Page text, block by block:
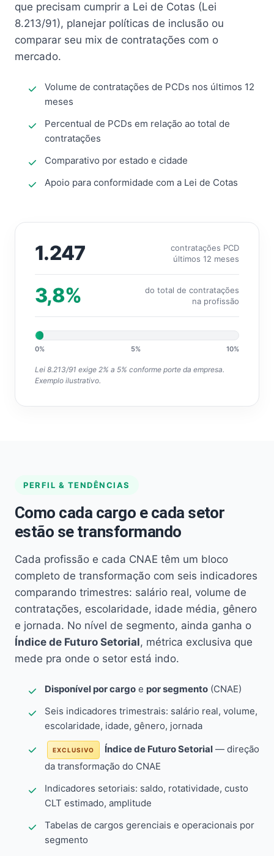
que precisam cumprir a Lei de Cotas (Lei
8.213/91), planejar políticas de inclusão ou
comparar seu mix de contratações com o
mercado.
Volume de contratações de PCDs nos últimos 12
meses
Percentual de PCDs em relação ao total de
contratações
Comparativo por estado e cidade
Apoio para conformidade com a Lei de Cotas
1.247
contratações PCD
últimos 12 meses
3,8%
do total de contratações
na profissão
0% 5% 10%
Lei 8.213/91 exige 2% a 5% conforme porte da empresa.
Exemplo ilustrativo.
PERFIL & TENDÊNCIAS
Como cada cargo e cada setor
estão se transformando
Cada profissão e cada CNAE têm um bloco
completo de transformação com seis indicadores
comparando trimestres: salário real, volume de
contratações, escolaridade, idade média, gênero
e jornada. No nível de segmento, ainda ganha o
Índice de Futuro Setorial, métrica exclusiva que
mede pra onde o setor está indo.
Disponível por cargo e por segmento (CNAE)
Seis indicadores trimestrais: salário real, volume,
escolaridade, idade, gênero, jornada
EXCLUSIVO Índice de Futuro Setorial — direção
da transformação do CNAE
Indicadores setoriais: saldo, rotatividade, custo
CLT estimado, amplitude
Tabelas de cargos gerenciais e operacionais por
segmento